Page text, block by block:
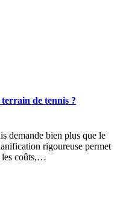
de tennis ?
demande bien plus que le
rigoureuse permet
les coûts,…